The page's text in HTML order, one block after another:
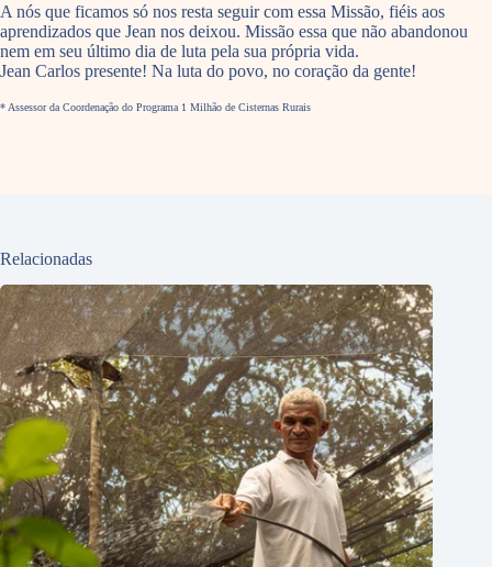
A nós que ficamos só nos resta seguir com essa Missão, fiéis aos
aprendizados que Jean nos deixou. Missão essa que não abandonou
nem em seu último dia de luta pela sua própria vida.
Jean Carlos presente! Na luta do povo, no coração da gente!
* Assessor da Coordenação do Programa 1 Milhão de Cisternas Rurais
Relacionadas